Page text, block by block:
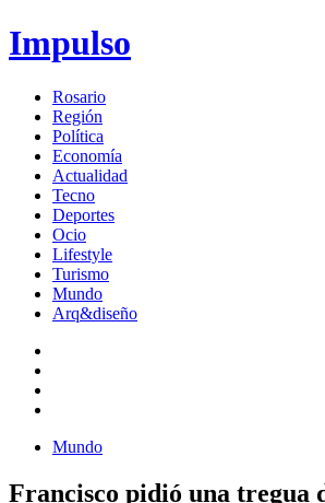
Impulso
Rosario
Región
Política
Economía
Actualidad
Tecno
Deportes
Ocio
Lifestyle
Turismo
Mundo
Arq&diseño
Mundo
Francisco pidió una tregua